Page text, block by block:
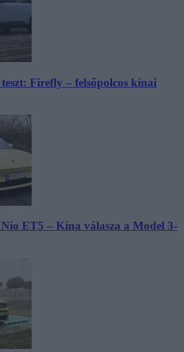
Firefly – felsőpolcos kínai
ET5 – Kína válasza a Model 3-